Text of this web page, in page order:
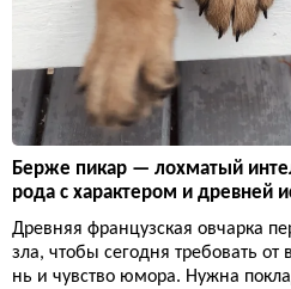
Берже пикар — лохматый
рода с характером и древней
Древняя французская овчарка
зла, чтобы сегодня требовать от
нь и чувство юмора. Нужна